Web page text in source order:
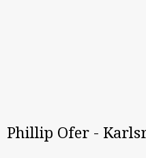
Phillip Ofer -